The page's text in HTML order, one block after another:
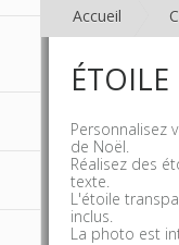
Accueil
Personnalisez
de Noël.
Réalisez des
texte.
L'étoile
inclus.
La photo est